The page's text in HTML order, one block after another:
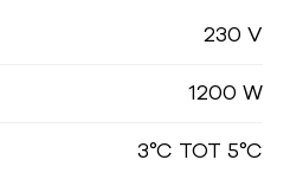
230 V
1200 W
3°C TOT 5°C